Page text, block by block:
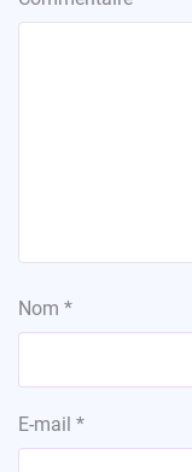
Nom *
E-mail *